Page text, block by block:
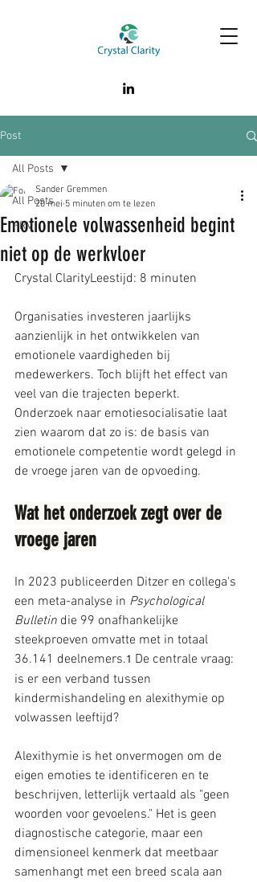
Post
All Posts
HRV
All Posts
Emotionele volwassenheid begint
niet op de werkvloer
Sander Gremmen
20 mei 5 minuten om te lezen
Crystal ClarityLeestijd: 8 minuten
Organisaties investeren jaarlijks
aanzienlijk in het ontwikkelen van
emotionele vaardigheden bij
medewerkers. Toch blijft het effect van
veel van die trajecten beperkt.
Onderzoek naar emotiesocialisatie laat
zien waarom dat zo is: de basis van
emotionele competentie wordt gelegd in
de vroege jaren van de opvoeding.
Wat het onderzoek zegt over de
vroege jaren
In 2023 publiceerden Ditzer en collega's
een meta-analyse in Psychological
Bulletin die 99 onafhankelijke
steekproeven omvatte met in totaal
36.141 deelnemers.1 De centrale vraag:
is er een verband tussen
kindermishandeling en alexithymie op
volwassen leeftijd?
Alexithymie is het onvermogen om de
eigen emoties te identificeren en te
beschrijven, letterlijk vertaald als "geen
woorden voor gevoelens." Het is geen
diagnostische categorie, maar een
dimensioneel kenmerk dat meetbaar
samenhangt met een breed scala aan